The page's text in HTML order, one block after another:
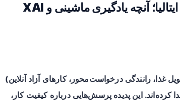
عنوان: کار در پلتفرم‌های دیجیتال در ایتالیا؛ آنچه یادگیری ماشینی و XAI
غذا، رانندگی درخواست‌محور، کارهای آزاد آنلاین)
این پدیده پرسش‌هایی درباره کیفیت کار،